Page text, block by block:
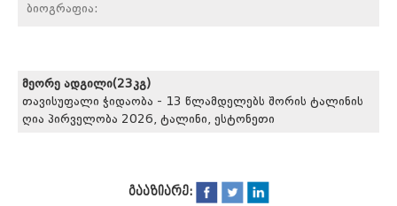
ბიოგრაფია:
მეორე ადგილი(23კგ)
თავისუფალი ჭიდაობა - 13 წლამდელებს შორის ტალინის
ღია პირველობა 2026, ტალინი, ესტონეთი
გააზიარე: